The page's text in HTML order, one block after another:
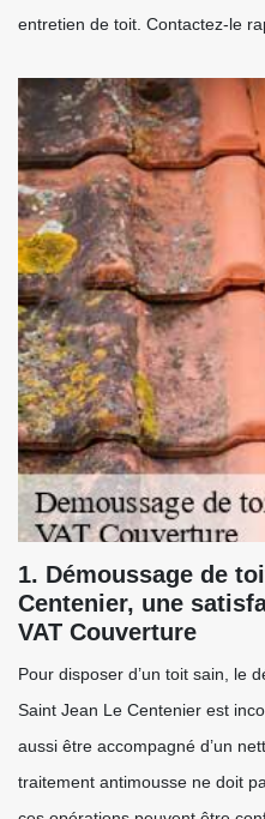
entretien de toit. Contactez-le
1. Démoussage de
Centenier, une
VAT Couverture
Pour disposer d’un toit sain, le
Saint Jean Le Centenier est
aussi être accompagné d’un
traitement antimousse ne doit